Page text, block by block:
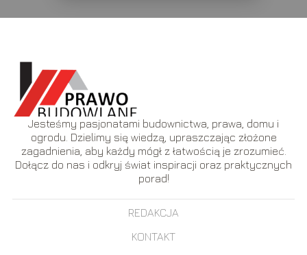
Jesteśmy pasjonatami budownictwa, prawa, domu i
ogrodu. Dzielimy się wiedzą, upraszczając złożone
zagadnienia, aby każdy mógł z łatwością je zrozumieć.
Dołącz do nas i odkryj świat inspiracji oraz praktycznych
porad!
REDAKCJA
KONTAKT